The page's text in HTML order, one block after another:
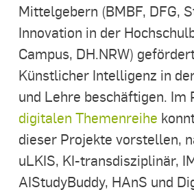
Mittelgebern (BMBF, DFG,
Innovation in der
Campus, DH.NRW)
Künstlicher Intelligenz in
und Lehre beschäftigen. Im
digitalen Themenreihe
dieser Projekte vorstellen,
uLKIS, KI-transdisziplinär,
AIStudyBuddy, HAnS und